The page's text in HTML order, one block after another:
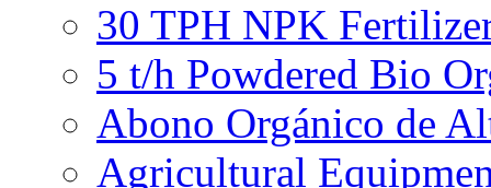
30 TPH NPK
5 t/h Powdered Bio
Abono Orgánico de
Agricultural